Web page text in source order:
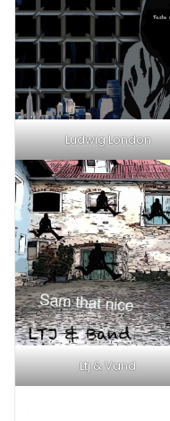
Ludwig London
Ltj & Vand